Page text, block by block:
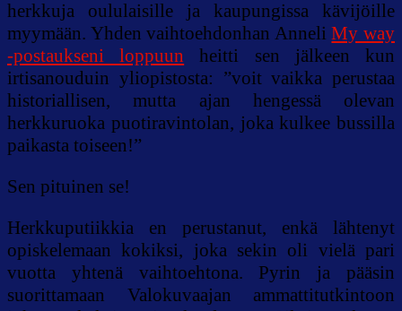
herkkuja oululaisille ja kaupungissa kävijöille
myymään. Yhden vaihtoehdonhan AnneliMy way
-postaukseni loppuun heitti sen jälkeen kun
irtisanouduin yliopistosta: ”voit vaikka perustaa
historiallisen, mutta ajan hengessä olevan
herkkuruoka puotiravintolan, joka kulkee bussilla
paikasta toiseen!”
Sen pituinen se!
Herkkuputiikkia en perustanut, enkä lähtenyt
opiskelemaan kokiksi, joka sekin oli vielä pari
vuotta yhtenä vaihtoehtona. Pyrin ja pääsin
suorittamaan Valokuvaajan ammattitutkintoon